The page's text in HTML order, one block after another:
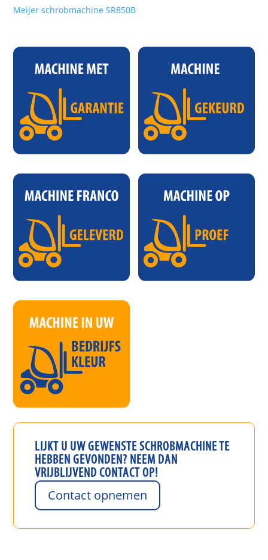
Meijer schrobmachine SR850B
LIJKT U UW GEWENSTESCHROBMACHINETE
HEBBEN GEVONDEN? NEEM DAN
VRIJBLIJVEND CONTACT OP!
Contact opnemen